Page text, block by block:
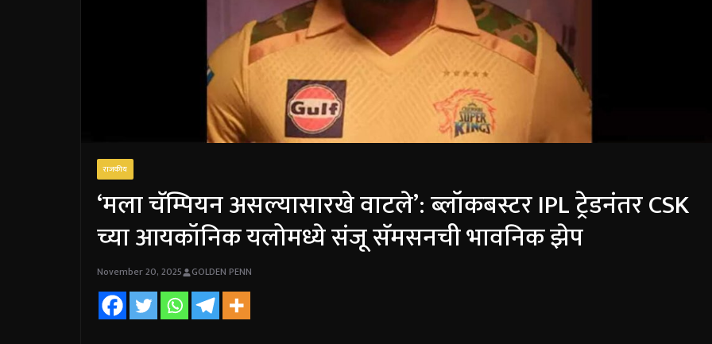
राजकीय
‘मला चॅम्पियन असल्यासारखे वाटले’: ब्लॉकबस्टर IPL ट्रेडनंतर CSK
च्या आयकॉनिक यलोमध्ये संजू सॅमसनची भावनिक झेप
November 20, 2025 GOLDEN PENN